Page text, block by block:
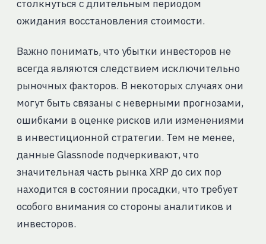
столкнуться с длительным периодом
ожидания восстановления стоимости.
Важно понимать, что убытки инвесторов не
всегда являются следствием исключительно
рыночных факторов. В некоторых случаях они
могут быть связаны с неверными прогнозами,
ошибками в оценке рисков или изменениями
в инвестиционной стратегии. Тем не менее,
данные Glassnode подчеркивают, что
значительная часть рынка XRP до сих пор
находится в состоянии просадки, что требует
особого внимания со стороны аналитиков и
инвесторов.